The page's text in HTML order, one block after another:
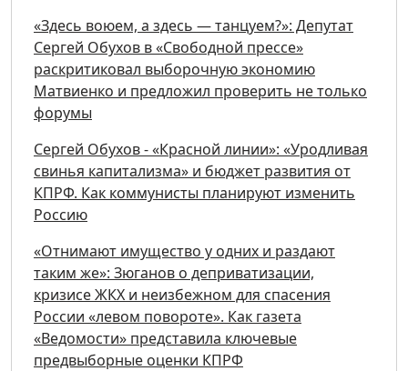
«Здесь воюем, а здесь — танцуем?»: Депутат
Сергей Обухов в «Свободной прессе»
раскритиковал выборочную экономию
Матвиенко и предложил проверить не только
форумы
Сергей Обухов - «Красной линии»: «Уродливая
свинья капитализма» и бюджет развития от
КПРФ. Как коммунисты планируют изменить
Россию
«Отнимают имущество у одних и раздают
таким же»: Зюганов о деприватизации,
кризисе ЖКХ и неизбежном для спасения
России «левом повороте». Как газета
«Ведомости» представила ключевые
предвыборные оценки КПРФ